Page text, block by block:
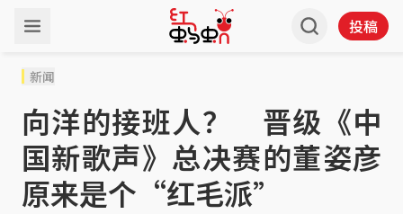
投稿
新闻
向洋的接班人？ 晋级《中
国新歌声》总决赛的董姿彦
原来是个“红毛派”